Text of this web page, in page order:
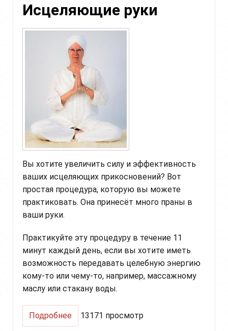
Даса
чувства
Исцеляющие руки
Вы хотите увеличить силу и эффективность
ваших исцеляющих прикосновений? Вот
простая процедура, которую вы можете
практиковать. Она принесёт много праны в
ваши руки.
Практикуйте эту процедуру в течение 11
минут каждый день, если вы хотите иметь
возможность передавать целебную энергию
кому-то или чему-то, например, массажному
маслу или стакану воды.
Подробнее
Исцеляющие
13171 просмотр